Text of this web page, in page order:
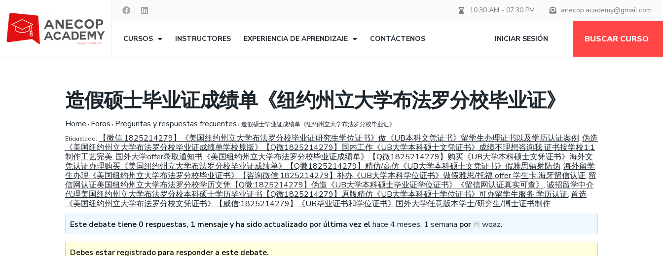
10.30 AM - 07:30 PM anecop.academy@gmail.com
CURSOS INSTRUCTORES EXPERIENCIA DE APRENDIZAJE CONTÁCTENOS INICIAR SESIÓN BUSCAR CURSO
造假硕士毕业证成绩单《纽约州立大学布法罗分校毕业证》
Home › Foros › Preguntas y respuestas frecuentes › 造假硕士毕业证成绩单《纽约州立大学布法罗分校毕业证》
Etiquetado:
【微信:1825214279】《美国纽约州立大学布法罗分校毕业证研究生学位证书》做《UB本科文凭证书》留学生办理证书以及学历认证案例, 伪造
《美国纽约州立大学布法罗分校毕业证成绩单学校原版》【Q微1825214279】国内工作《UB大学本科硕士文凭证书》成绩不理想咨询我 证书按学校1:1
制作工艺完美, 国外大学offer录取通知书《美国纽约州立大学布法罗分校毕业证成绩单》【Q微1825214279】购买《UB大学本科硕士文凭证书》海外文
凭认证办理购买《美国纽约州立大学布法罗分校毕业证成绩单》【Q微1825214279】精仿/高仿《UB大学本科硕士文凭证书》假雅思镭射防伪, 海外留学
生办理《美国纽约州立大学布法罗分校毕业证书》【咨询微信:1825214279】补办《UB大学本科学位证书》做假雅思/托福 offer 学生卡.海牙留信认证, 留
信网认证美国纽约州立大学布法罗分校学历文凭【Q微:1825214279】伪造《UB大学本科硕士毕业证学位证书》《留信网认证真实可查》
, 诚招留学中介
代理美国纽约州立大学布法罗分校本科硕士学历毕业证书【Q微1825214279】原版精仿《UB大学本科硕士学位证书》可办留学生服务 学历认证, 首选
《美国纽约州立大学布法罗分校文凭证书》【威信:1825214279】《UB毕业证书和学位证书》国外大学任意版本学士/研究生/博士证书制作
Este debate tiene 0 respuestas, 1 mensaje y ha sido actualizado por última vez elhace 4 meses, 1 semana por wqaz.
Debes estar registrado para responder a este debate.